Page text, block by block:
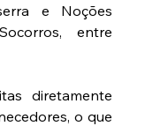
e Noções
entre
diretamente
o que